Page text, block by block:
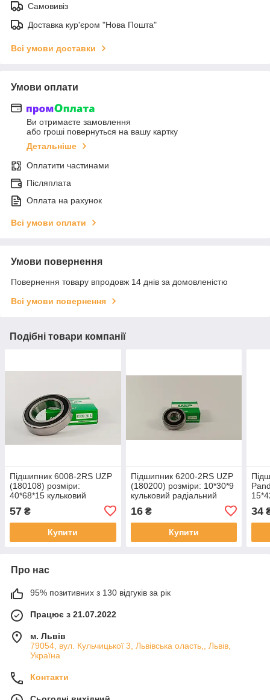
Самовивіз
Доставка кур'єром "Нова Пошта"
Всі умови доставки
Умови оплати
Ви отримаєте замовлення
або гроші повернуться на вашу картку
Детальніше
Оплатити частинами
Післяплата
Оплата на рахунок
Всі умови оплати
Умови повернення
Повернення товару впродовж 14 днів за домовленістю
Всі умови повернення
Подібні товари компанії
Підшипник 6008-2RS UZP
(180108) розміри:
40*68*15 кульковий
57 ₴
Купити
Підшипник 6200-2RS UZP
(180200) розміри: 10*30*9
кульковий радіальний
16₴
Купити
34
Про нас
95% позитивних з 130 відгуків за рік
Працює з 21.07.2022
м. Львів
79054, вул. Кульчицької 3, Львівська оласть,, Львів,
Україна
Контакти